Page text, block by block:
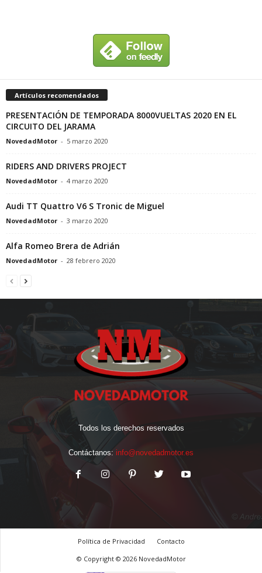
Artículos recomendados
PRESENTACIÓN DE TEMPORADA 8000VUELTAS 2020 EN EL
CIRCUITO DEL JARAMA
NovedadMotor - 5 marzo 2020
RIDERS AND DRIVERS PROJECT
NovedadMotor - 4 marzo 2020
Audi TT Quattro V6 S Tronic de Miguel
NovedadMotor - 3 marzo 2020
Alfa Romeo Brera de Adrián
NovedadMotor - 28 febrero 2020
Todos los derechos reservados
Contáctanos: info@novedadmotor.es
Política de Privacidad
Contacto
© Copyright © 2026 NovedadMotor